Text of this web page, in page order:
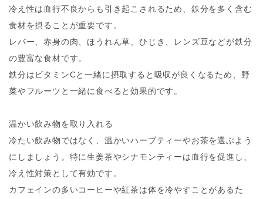
冷え性は血行不良からも引き起こされるため、鉄分を多く含む
食材を摂ることが重要です。
レバー、赤身の肉、ほうれん草、ひじき、レンズ豆などが鉄分
の豊富な食材です。
鉄分はビタミンCと一緒に摂取すると吸収が良くなるため、野
菜やフルーツと一緒に食べると効果的です。
温かい飲み物を取り入れる
冷たい飲み物ではなく、温かいハーブティーやお茶を選ぶよう
にしましょう。特に生姜茶やシナモンティーは血行を促進し、
冷え性対策として有効です。
カフェインの多いコーヒーや紅茶は体を冷やすことがあるた